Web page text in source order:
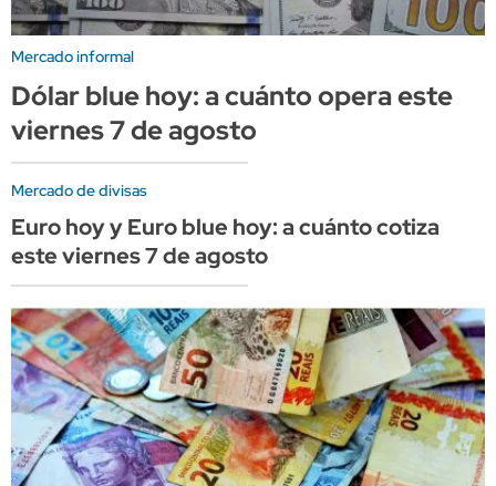
Mercado informal
Dólar blue hoy: a cuánto opera este
viernes 7 de agosto
Mercado de divisas
Euro hoy y Euro blue hoy: a cuánto cotiza
este viernes 7 de agosto